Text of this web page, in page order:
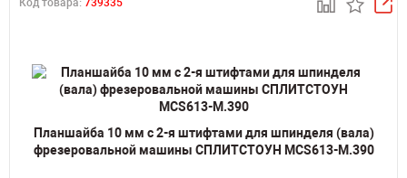
Код товара: 739335
Планшайба 10 мм с 2-я штифтами для шпинделя (вала)
фрезеровальной машины СПЛИТСТОУН MCS613-M.390